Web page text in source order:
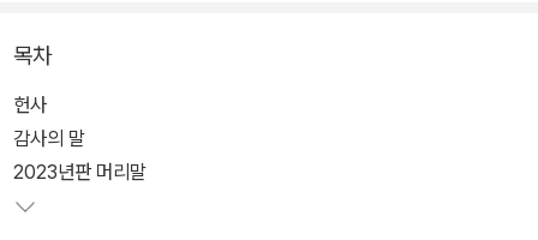
1~3부에는 한글 맞춤법, 표준어 규정, 외래어 표기법 등 국립 국어원
에서 공표한 규정을 싣고, 그 외에도 열린책들에서 그동안 활용해 온
자료들을 바탕으로 편집 실무에서 자주 접하는 용례를 따로 정리해
배치했다. 4부 <열린책들 편집 및 판면 디자인 원칙>에서는 주석이
나 참고 문헌 처리 등 편집상의 문제들과 열린책들에서 사용하고 있
목차
헌사
감사의 말
2023년판 머리말